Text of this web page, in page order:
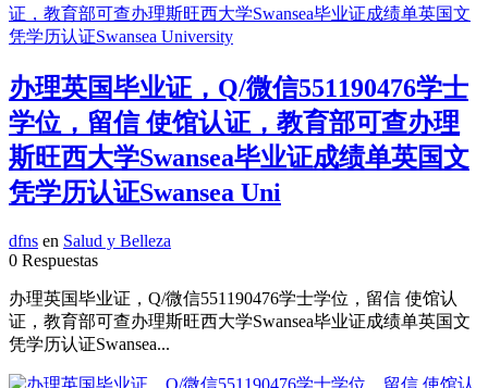
办理英国毕业证，Q/微信551190476学士
学位，留信 使馆认证，教育部可查办理
斯旺西大学Swansea毕业证成绩单英国文
凭学历认证Swansea Uni
dfns en Salud y Belleza
0 Respuestas
办理英国毕业证，Q/微信551190476学士学位，留信 使馆认
证，教育部可查办理斯旺西大学Swansea毕业证成绩单英国文
凭学历认证Swansea...